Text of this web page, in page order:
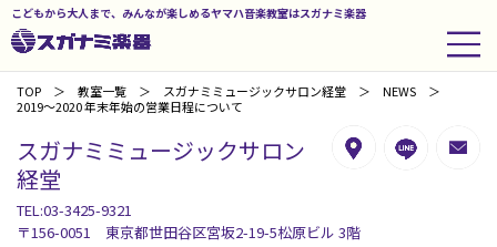
こどもから大人まで、みんなが楽しめるヤマハ音楽教室はスガナミ楽器
TOP 教室一覧 スガナミミュージックサロン経堂
NEWS
2019～2020 年末年始の営業日程について
スガナミミュージックサロン
経堂
TEL:03-3425-9321
〒156-0051 東京都世田谷区宮坂2-19-5松原ビル 3階